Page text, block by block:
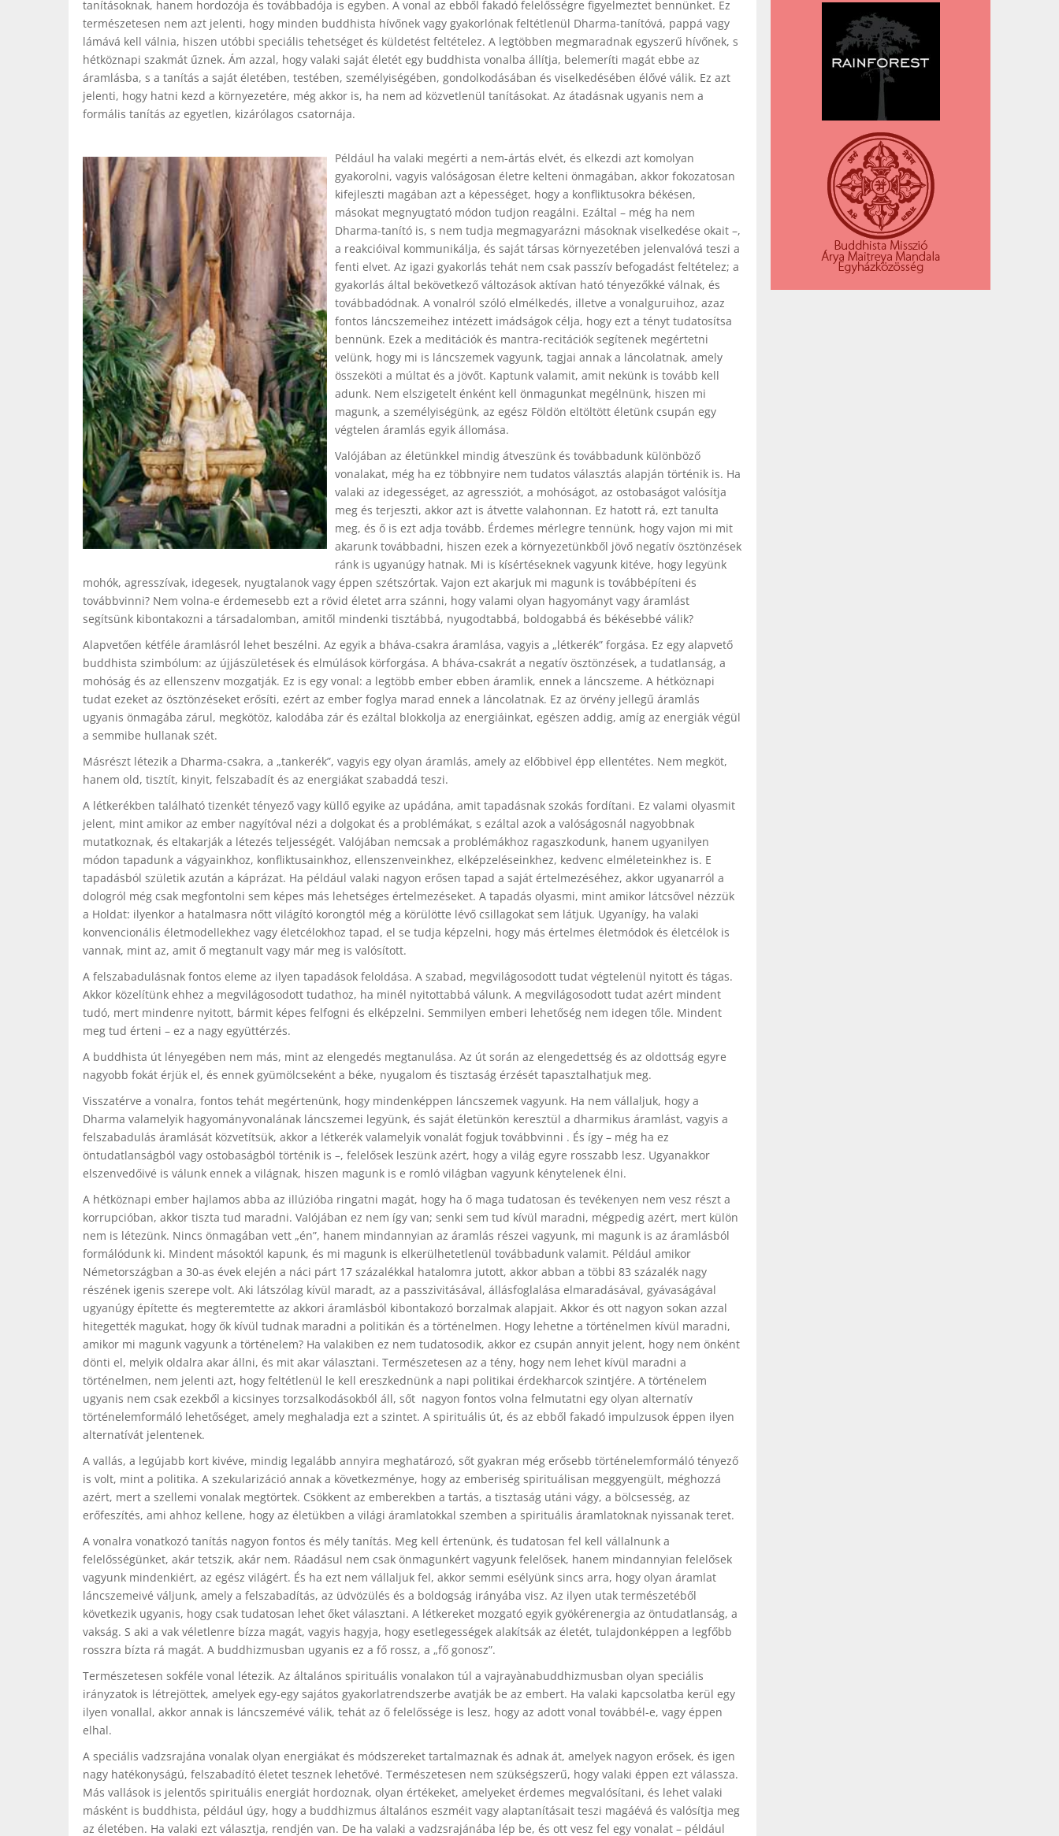
tanításoknak, hanem hordozója és továbbadója is egyben. A vonal az ebből fakadó felelősségre figyelmeztet bennünket. Ez
természetesen nem azt jelenti, hogy minden buddhista hívőnek vagy gyakorlónak feltétlenül Dharma-tanítóvá, pappá vagy
lámává kell válnia, hiszen utóbbi speciális tehetséget és küldetést feltételez. A legtöbben megmaradnak egyszerű hívőnek, s
hétköznapi szakmát űznek. Ám azzal, hogy valaki saját életét egy buddhista vonalba állítja, belemeríti magát ebbe az
áramlásba, s a tanítás a saját életében, testében, személyiségében, gondolkodásában és viselkedésében élővé válik. Ez azt
jelenti, hogy hatni kezd a környezetére, még akkor is, ha nem ad közvetlenül tanításokat. Az átadásnak ugyanis nem a
formális tanítás az egyetlen, kizárólagos csatornája.
Például ha valaki megérti a nem-ártás elvét, és elkezdi azt komolyan
gyakorolni, vagyis valóságosan életre kelteni önmagában, akkor fokozatosan
kifejleszti magában azt a képességet, hogy a konfliktusokra békésen,
másokat megnyugtató módon tudjon reagálni. Ezáltal – még ha nem
Dharma-tanító is, s nem tudja megmagyarázni másoknak viselkedése okait –,
a reakcióival kommunikálja, és saját társas környezetében jelenvalóvá teszi a
fenti elvet. Az igazi gyakorlás tehát nem csak passzív befogadást feltételez; a
gyakorlás által bekövetkező változások aktívan ható tényezőkké válnak, és
továbbadódnak. A vonalról szóló elmélkedés, illetve a vonalguruihoz, azaz
fontos láncszemeihez intézett imádságok célja, hogy ezt a tényt tudatosítsa
bennünk. Ezek a meditációk és mantra-recitációk segítenek megértetni
velünk, hogy mi is láncszemek vagyunk, tagjai annak a láncolatnak, amely
összeköti a múltat és a jövőt. Kaptunk valamit, amit nekünk is tovább kell
adunk. Nem elszigetelt énként kell önmagunkat megélnünk, hiszen mi
magunk, a személyiségünk, az egész Földön eltöltött életünk csupán egy
végtelen áramlás egyik állomása.
Valójában az életünkkel mindig átveszünk és továbbadunk különböző
vonalakat, még ha ez többnyire nem tudatos választás alapján történik is. Ha
valaki az idegességet, az agressziót, a mohóságot, az ostobaságot valósítja
meg és terjeszti, akkor azt is átvette valahonnan. Ez hatott rá, ezt tanulta
meg, és ő is ezt adja tovább. Érdemes mérlegre tennünk, hogy vajon mi mit
akarunk továbbadni, hiszen ezek a környezetünkből jövő negatív ösztönzések
ránk is ugyanúgy hatnak. Mi is kísértéseknek vagyunk kitéve, hogy legyünk
mohók, agresszívak, idegesek, nyugtalanok vagy éppen szétszórtak. Vajon ezt akarjuk mi magunk is továbbépíteni és
továbbvinni? Nem volna-e érdemesebb ezt a rövid életet arra szánni, hogy valami olyan hagyományt vagy áramlást
segítsünk kibontakozni a társadalomban, amitől mindenki tisztábbá, nyugodtabbá, boldogabbá és békésebbé válik?
Alapvetően kétféle áramlásról lehet beszélni. Az egyik a bháva-csakra áramlása, vagyis a „létkerék” forgása. Ez egy alapvető
buddhista szimbólum: az újjászületések és elmúlások körforgása. A bháva-csakrát a negatív ösztönzések, a tudatlanság, a
mohóság és az ellenszenv mozgatják. Ez is egy vonal: a legtöbb ember ebben áramlik, ennek a láncszeme. A hétköznapi
tudat ezeket az ösztönzéseket erősíti, ezért az ember foglya marad ennek a láncolatnak. Ez az örvény jellegű áramlás
ugyanis önmagába zárul, megkötöz, kalodába zár és ezáltal blokkolja az energiáinkat, egészen addig, amíg az energiák végül
a semmibe hullanak szét.
Másrészt létezik a Dharma-csakra, a „tankerék”, vagyis egy olyan áramlás, amely az előbbivel épp ellentétes. Nem megköt,
hanem old, tisztít, kinyit, felszabadít és az energiákat szabaddá teszi.
A létkerékben található tizenkét tényező vagy küllő egyike az upádána, amit tapadásnak szokás fordítani. Ez valami olyasmit
jelent, mint amikor az ember nagyítóval nézi a dolgokat és a problémákat, s ezáltal azok a valóságosnál nagyobbnak
mutatkoznak, és eltakarják a létezés teljességét. Valójában nemcsak a problémákhoz ragaszkodunk, hanem ugyanilyen
módon tapadunk a vágyainkhoz, konfliktusainkhoz, ellenszenveinkhez, elképzeléseinkhez, kedvenc elméleteinkhez is. E
tapadásból születik azután a káprázat. Ha például valaki nagyon erősen tapad a saját értelmezéséhez, akkor ugyanarról a
dologról még csak megfontolni sem képes más lehetséges értelmezéseket. A tapadás olyasmi, mint amikor látcsővel nézzük
a Holdat: ilyenkor a hatalmasra nőtt világító korongtól még a körülötte lévő csillagokat sem látjuk. Ugyanígy, ha valaki
konvencionális életmodellekhez vagy életcélokhoz tapad, el se tudja képzelni, hogy más értelmes életmódok és életcélok is
vannak, mint az, amit ő megtanult vagy már meg is valósított.
A felszabadulásnak fontos eleme az ilyen tapadások feloldása. A szabad, megvilágosodott tudat végtelenül nyitott és tágas.
Akkor közelítünk ehhez a megvilágosodott tudathoz, ha minél nyitottabbá válunk. A megvilágosodott tudat azért mindent
tudó, mert mindenre nyitott, bármit képes felfogni és elképzelni. Semmilyen emberi lehetőség nem idegen tőle. Mindent
meg tud érteni – ez a nagy együttérzés.
A buddhista út lényegében nem más, mint az elengedés megtanulása. Az út során az elengedettség és az oldottság egyre
nagyobb fokát érjük el, és ennek gyümölcseként a béke, nyugalom és tisztaság érzését tapasztalhatjuk meg.
Visszatérve a vonalra, fontos tehát megértenünk, hogy mindenképpen láncszemek vagyunk. Ha nem vállaljuk, hogy a
Dharma valamelyik hagyományvonalának láncszemei legyünk, és saját életünkön keresztül a dharmikus áramlást, vagyis a
felszabadulás áramlását közvetítsük, akkor a létkerék valamelyik vonalát fogjuk továbbvinni . És így – még ha ez
öntudatlanságból vagy ostobaságból történik is –, felelősek leszünk azért, hogy a világ egyre rosszabb lesz. Ugyanakkor
elszenvedőivé is válunk ennek a világnak, hiszen magunk is e romló világban vagyunk kénytelenek élni.
A hétköznapi ember hajlamos abba az illúzióba ringatni magát, hogy ha ő maga tudatosan és tevékenyen nem vesz részt a
korrupcióban, akkor tiszta tud maradni. Valójában ez nem így van; senki sem tud kívül maradni, mégpedig azért, mert külön
nem is létezünk. Nincs önmagában vett „én”, hanem mindannyian az áramlás részei vagyunk, mi magunk is az áramlásból
formálódunk ki. Mindent másoktól kapunk, és mi magunk is elkerülhetetlenül továbbadunk valamit. Például amikor
Németországban a 30-as évek elején a náci párt 17 százalékkal hatalomra jutott, akkor abban a többi 83 százalék nagy
részének igenis szerepe volt. Aki látszólag kívül maradt, az a passzivitásával, állásfoglalása elmaradásával, gyávaságával
ugyanúgy építette és megteremtette az akkori áramlásból kibontakozó borzalmak alapjait. Akkor és ott nagyon sokan azzal
hitegették magukat, hogy ők kívül tudnak maradni a politikán és a történelmen. Hogy lehetne a történelmen kívül maradni,
amikor mi magunk vagyunk a történelem? Ha valakiben ez nem tudatosodik, akkor ez csupán annyit jelent, hogy nem önként
dönti el, melyik oldalra akar állni, és mit akar választani. Természetesen az a tény, hogy nem lehet kívül maradni a
történelmen, nem jelenti azt, hogy feltétlenül le kell ereszkednünk a napi politikai érdekharcok szintjére. A történelem
ugyanis nem csak ezekből a kicsinyes torzsalkodásokból áll, sőt nagyon fontos volna felmutatni egy olyan alternatív
történelemformáló lehetőséget, amely meghaladja ezt a szintet. A spirituális út, és az ebből fakadó impulzusok éppen ilyen
alternatívát jelentenek.
A vallás, a legújabb kort kivéve, mindig legalább annyira meghatározó, sőt gyakran még erősebb történelemformáló tényező
is volt, mint a politika. A szekularizáció annak a következménye, hogy az emberiség spirituálisan meggyengült, méghozzá
azért, mert a szellemi vonalak megtörtek. Csökkent az emberekben a tartás, a tisztaság utáni vágy, a bölcsesség, az
erőfeszítés, ami ahhoz kellene, hogy az életükben a világi áramlatokkal szemben a spirituális áramlatoknak nyissanak teret.
A vonalra vonatkozó tanítás nagyon fontos és mély tanítás. Meg kell értenünk, és tudatosan fel kell vállalnunk a
felelősségünket, akár tetszik, akár nem. Ráadásul nem csak önmagunkért vagyunk felelősek, hanem mindannyian felelősek
vagyunk mindenkiért, az egész világért. És ha ezt nem vállaljuk fel, akkor semmi esélyünk sincs arra, hogy olyan áramlat
láncszemeivé váljunk, amely a felszabadítás, az üdvözülés és a boldogság irányába visz. Az ilyen utak természetéből
következik ugyanis, hogy csak tudatosan lehet őket választani. A létkereket mozgató egyik gyökérenergia az öntudatlanság, a
vakság. S aki a vak véletlenre bízza magát, vagyis hagyja, hogy esetlegességek alakítsák az életét, tulajdonképpen a legfőbb
rosszra bízta rá magát. A buddhizmusban ugyanis ez a fő rossz, a „fő gonosz”.
Természetesen sokféle vonal létezik. Az általános spirituális vonalakon túl a vajrayànabuddhizmusban olyan speciális
irányzatok is létrejöttek, amelyek egy-egy sajátos gyakorlatrendszerbe avatják be az embert. Ha valaki kapcsolatba kerül egy
ilyen vonallal, akkor annak is láncszemévé válik, tehát az ő felelőssége is lesz, hogy az adott vonal továbbél-e, vagy éppen
elhal.
A speciális vadzsrajána vonalak olyan energiákat és módszereket tartalmaznak és adnak át, amelyek nagyon erősek, és igen
nagy hatékonyságú, felszabadító életet tesznek lehetővé. Természetesen nem szükségszerű, hogy valaki éppen ezt válassza.
Más vallások is jelentős spirituális energiát hordoznak, olyan értékeket, amelyeket érdemes megvalósítani, és lehet valaki
másként is buddhista, például úgy, hogy a buddhizmus általános eszméit vagy alaptanításait teszi magáévá és valósítja meg
az életében. Ha valaki ezt választja, rendjén van. De ha valaki a vadzsrajánába lép be, és ott vesz fel egy vonalat – például